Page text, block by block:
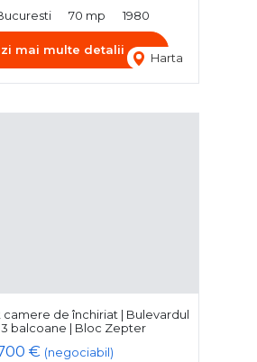
Harta
70 mp 1980
mai multe detalii
de închiriat | Bulevardul
3 balcoane | Bloc Zepter
€ (negociabil)